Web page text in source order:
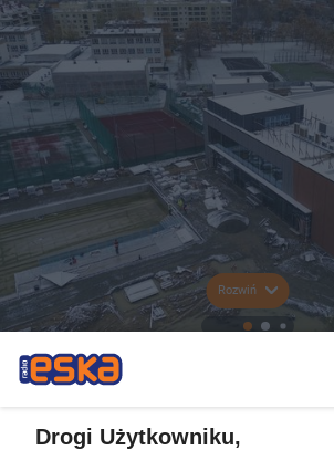
Rozwiń
Drogi Użytkowniku,